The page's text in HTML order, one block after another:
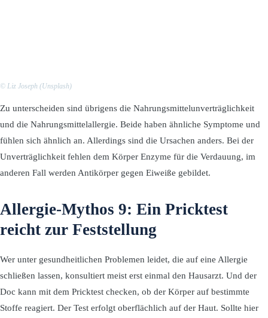
© Liz Joseph (Unsplash)
Zu unterscheiden sind übrigens die Nahrungsmittelunverträglichkeit
und die Nahrungsmittelallergie. Beide haben ähnliche Symptome und
fühlen sich ähnlich an. Allerdings sind die Ursachen anders. Bei der
Unverträglichkeit fehlen dem Körper Enzyme für die Verdauung, im
anderen Fall werden Antikörper gegen Eiweiße gebildet.
Allergie-Mythos 9: Ein Pricktest
reicht zur Feststellung
Wer unter gesundheitlichen Problemen leidet, die auf eine Allergie
schließen lassen, konsultiert meist erst einmal den Hausarzt. Und der
Doc kann mit dem Pricktest checken, ob der Körper auf bestimmte
Stoffe reagiert. Der Test erfolgt oberflächlich auf der Haut. Sollte hier